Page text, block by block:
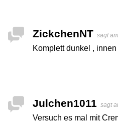
ZickchenNT sagt am
Komplett dunkel ,
Julchen1011 sagt
Versuch es mal mit